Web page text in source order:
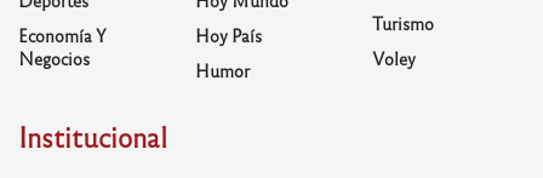
Economía Y
Negocios
Hoy País
Humor
Turismo
Voley
Institucional